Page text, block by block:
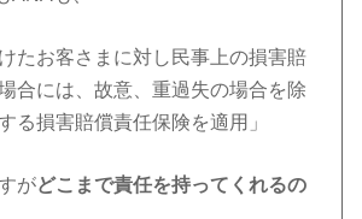
たお客さまに対し民事上の損害賠
合には、故意、重過失の場合を除
る損害賠償責任保険を適用」
がどこまで責任を持ってくれるの